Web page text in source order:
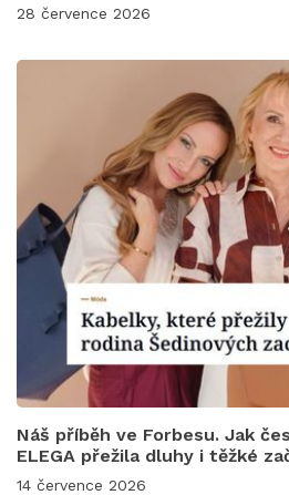
28 července 2026
Náš příběh ve Forbesu. Jak
ELEGA přežila dluhy i těžké
14 července 2026